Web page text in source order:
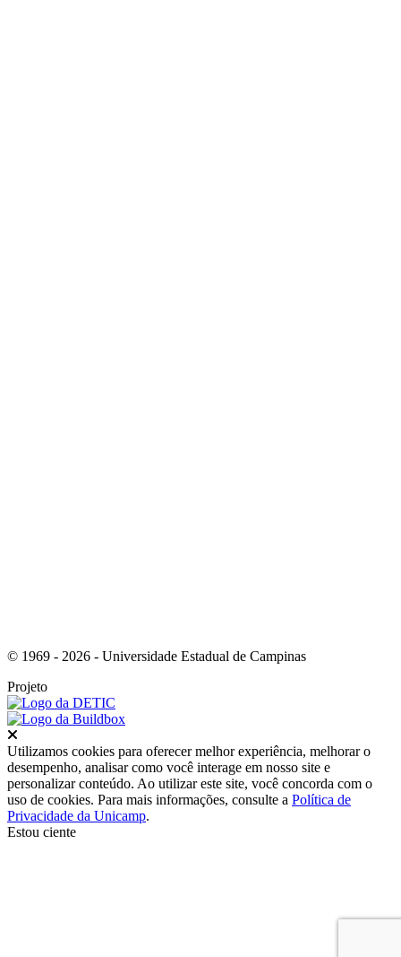
© 1969 - 2026 - Universidade Estadual de Campinas
Projeto
Utilizamos cookies para oferecer melhor experiência, melhorar o
desempenho, analisar como você interage em nosso site e
personalizar conteúdo. Ao utilizar este site, você concorda com o
uso de cookies. Para mais informações, consulte a Política de
Privacidade da Unicamp.
Estou ciente